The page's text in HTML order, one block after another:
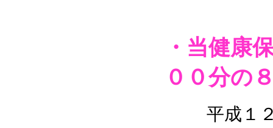
・当健康
００分の
平成１